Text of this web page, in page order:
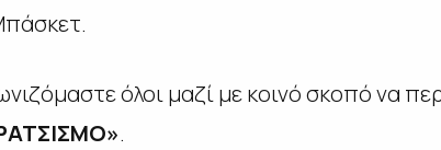
όλοι μαζί με κοινό σκοπό να
.